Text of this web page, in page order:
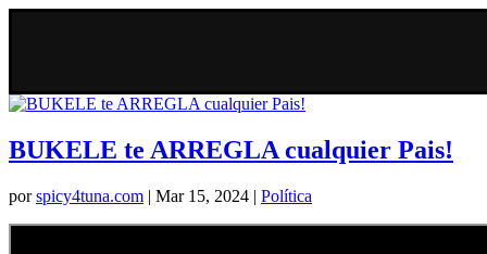
BUKELE te ARREGLA cualquier Pais!
porspicy4tuna.com | Mar 15, 2024 | Política